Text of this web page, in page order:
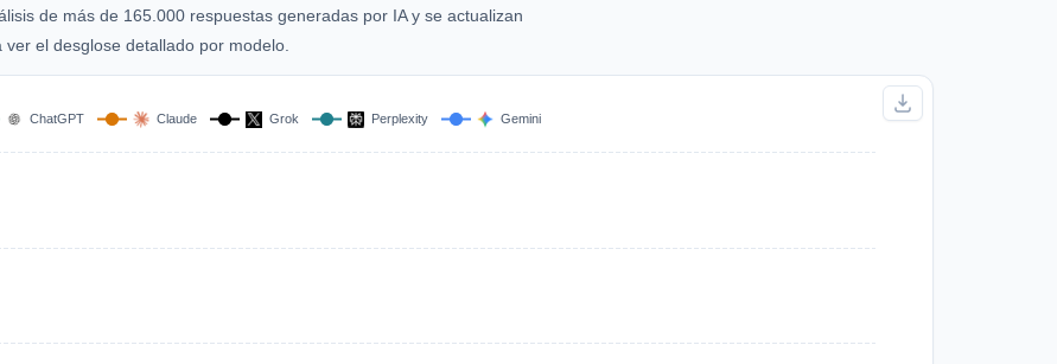
de más de 165.000 respuestas generadas por IA y se actualizan
el desglose detallado por modelo.